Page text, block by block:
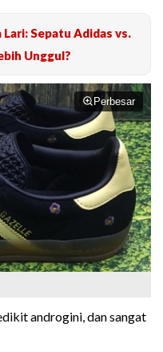
Sepatu Adidas vs.
Unggul?
Perbesar
androgini, dan sangat